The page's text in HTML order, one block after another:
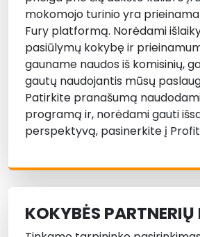
mokomojo turinio yra
Fury platformą. Norėdami
pasiūlymų kokybę ir
gauname naudos iš komisinių,
gautų naudojantis mūsų
Patirkite pranašumą
programą ir, norėdami gauti
perspektyvą, pasinerkite į
KOKYBĖS PARTNERIŲ